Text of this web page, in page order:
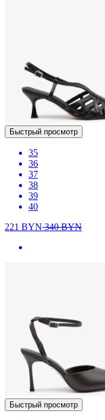
Быстрый просмотр
35
36
37
38
39
40
221 BYN340BYN
Быстрый просмотр